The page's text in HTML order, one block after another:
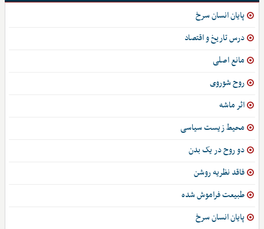
پایان انسان سرخ
درس تاریخ و اقتصاد
مانع اصلی
روح شوروی
اثر ماشه
محیط زیست سیاسی
دو روح در یک بدن
فاقد نظریه روشن
طبیعت فراموش شده
پایان انسان سرخ